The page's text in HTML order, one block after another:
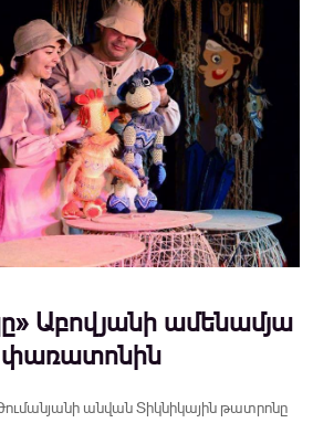
Աբովյանի ամենամյա
անվան Տիկնիկային թատրոնը